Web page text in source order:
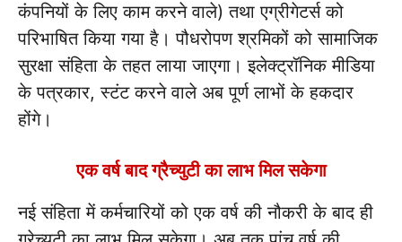
कंपनियों के लिए काम करने वाले) तथा एग्रीगेटर्स को
परिभाषित किया गया है। पौधरोपण श्रमिकों को सामाजिक
सुरक्षा संहिता के तहत लाया जाएगा। इलेक्ट्रॉनिक मीडिया
के पत्रकार, स्टंट करने वाले अब पूर्ण लाभों के हकदार
होंगे।
एक वर्ष बाद ग्रैच्युटी का लाभ मिल सकेगा
नई संहिता में कर्मचारियों को एक वर्ष की नौकरी के बाद ही